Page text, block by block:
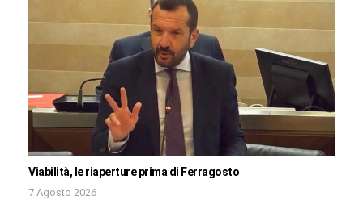
Viabilità, le riaperture prima di Ferragosto
7 Agosto 2026